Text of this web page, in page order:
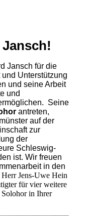
Jansch für die
Unterstützung
und seine Arbeit
und
Seine
antreten,
auf der
zur
der
Schleswig-
ist. Wir freuen
in den
Jens-Uwe Hein
für vier weitere
in Ihrer